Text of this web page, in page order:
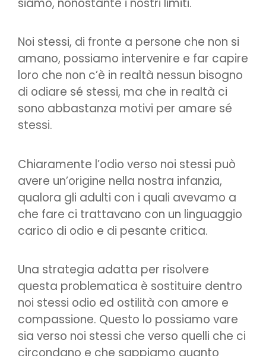
siamo, nonostante i nostri limiti.
Noi stessi, di fronte a persone che non si
amano, possiamo intervenire e far capire
loro che non c’è in realtà nessun bisogno
di odiare sé stessi, ma che in realtà ci
sono abbastanza motivi per amare sé
stessi.
Chiaramente l’odio verso noi stessi può
avere un’origine nella nostra infanzia,
qualora gli adulti con i quali avevamo a
che fare ci trattavano con un linguaggio
carico di odio e di pesante critica.
Una strategia adatta per risolvere
questa problematica è sostituire dentro
noi stessi odio ed ostilità con amore e
compassione. Questo lo possiamo vare
sia verso noi stessi che verso quelli che ci